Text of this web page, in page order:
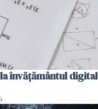
învățământul